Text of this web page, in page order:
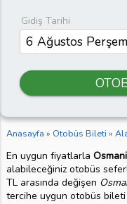
Gidiş Tarihi
Anasayfa » Otobüs Bileti »
En uygun fiyatlarla
alabileceğiniz otobüs
TL arasında değişen
tercihe uygun otobüs bileti